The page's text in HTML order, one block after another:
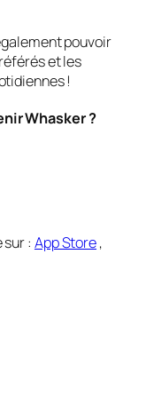
pouvoir
et les
!
Whasker ?
sur : App Store,